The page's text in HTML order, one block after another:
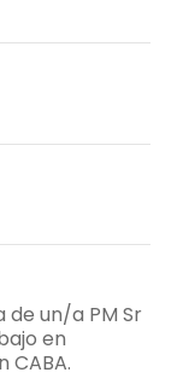
de un/a PM Sr
en
CABA.